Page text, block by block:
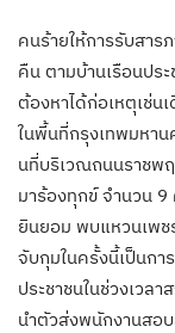
คนร้ายให้การรับสาร
คืน ตามบ้านเรือนปร
ต้องหาได้ก่อเหตุเช่น
ในพี้นที่กรุงเทพมหา
นที่บริเวณถนนราชพ
มาร้องทุกข์ จำนวน
ยินยอม พบแหวนเพช
จับกุมในครั้งนี้เป็นก
ประชาชนในช่วงเวล
นำตัวส่งพนักงานสอ